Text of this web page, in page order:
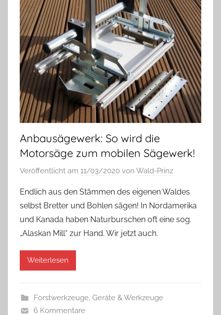
Anbausägewerk: So wird die
Motorsäge zum mobilen Sägewerk!
Veröffentlicht am 11/03/2020 von Wald-Prinz
Endlich aus den Stämmen des eigenen Waldes
selbst Bretter und Bohlen sägen! In Nordamerika
und Kanada haben Naturburschen oft eine sog.
„Alaskan Mill“ zur Hand. Wir jetzt auch.
Weiterlesen
Forstwerkzeuge, Geräte & Werkzeuge
6 Kommentare